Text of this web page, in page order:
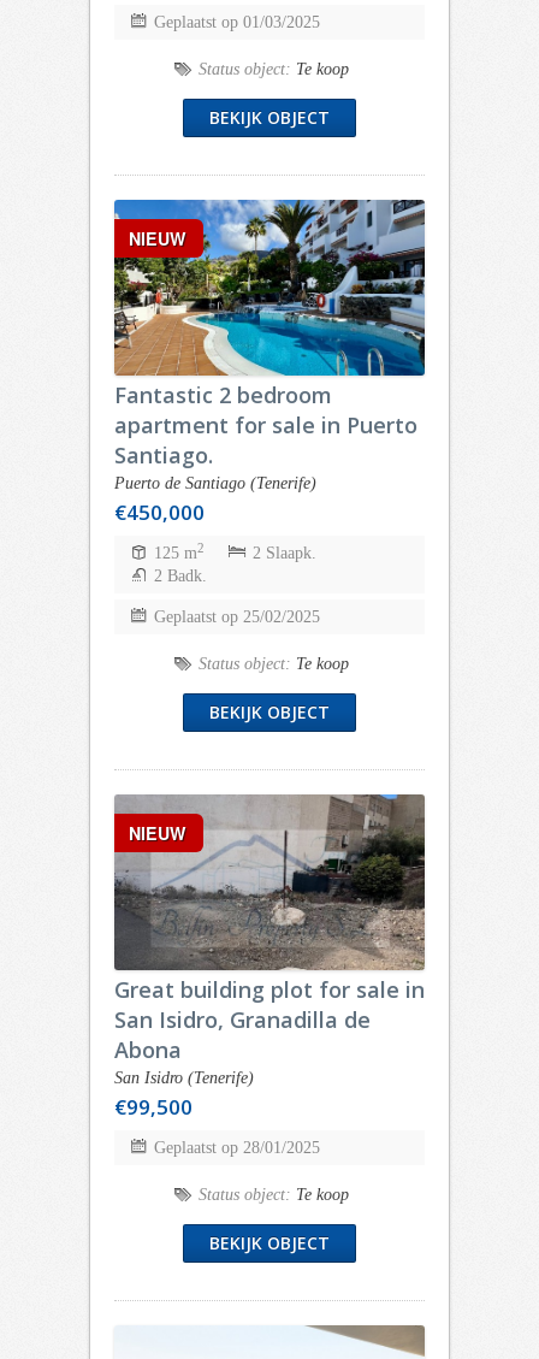
Geplaatst op 01/03/2025
Status object: Te koop
BEKIJK OBJECT
NIEUW
Fantastic 2 bedroom
apartment for sale in Puerto
Santiago.
Puerto de Santiago (Tenerife)
€450,000
125 m2
2 Slaapk.
2 Badk.
Geplaatst op 25/02/2025
Status object: Te koop
BEKIJK OBJECT
NIEUW
Great building plot for sale in
San Isidro, Granadilla de
Abona
San Isidro (Tenerife)
€99,500
Geplaatst op 28/01/2025
Status object: Te koop
BEKIJK OBJECT